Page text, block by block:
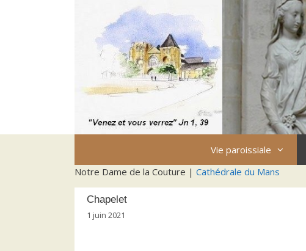
Vie paroissiale
Notre Dame de la Couture | Cathédrale du Mans
Chapelet
1 juin 2021